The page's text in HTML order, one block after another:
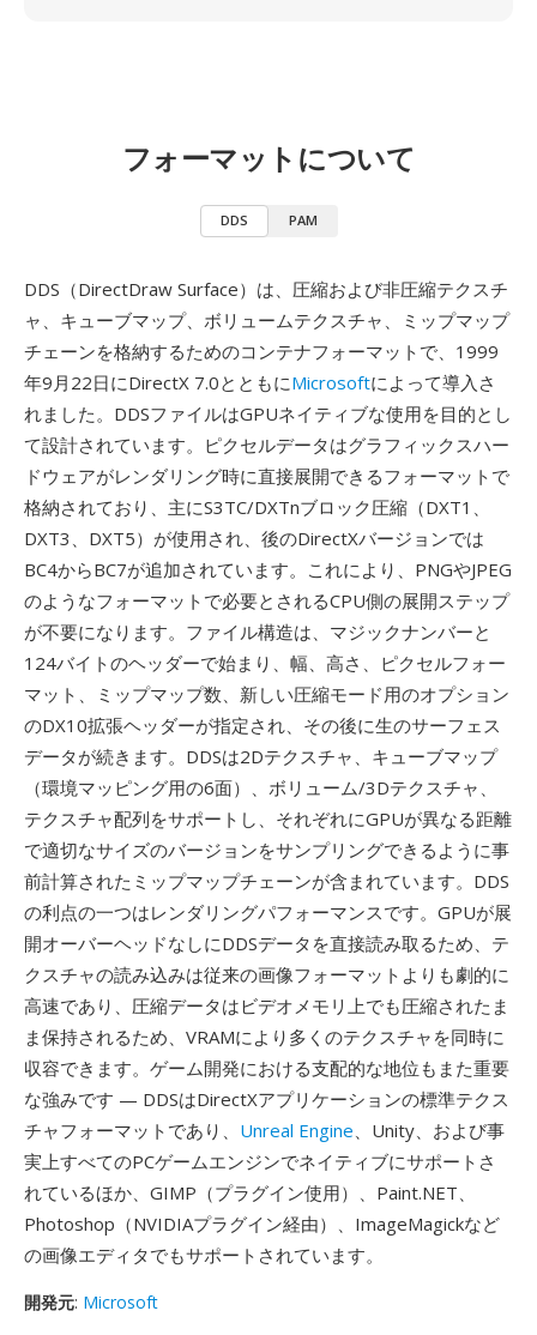
フォーマットについて
DDS PAM
DDS（DirectDraw Surface）は、圧縮および非圧縮テクスチ
ャ、キューブマップ、ボリュームテクスチャ、ミップマップ
チェーンを格納するためのコンテナフォーマットで、1999
年9月22日にDirectX 7.0とともにMicrosoftによって導入さ
れました。DDSファイルはGPUネイティブな使用を目的とし
て設計されています。ピクセルデータはグラフィックスハー
ドウェアがレンダリング時に直接展開できるフォーマットで
格納されており、主にS3TC/DXTnブロック圧縮（DXT1、
DXT3、DXT5）が使用され、後のDirectXバージョンでは
BC4からBC7が追加されています。これにより、PNGやJPEG
のようなフォーマットで必要とされるCPU側の展開ステップ
が不要になります。ファイル構造は、マジックナンバーと
124バイトのヘッダーで始まり、幅、高さ、ピクセルフォー
マット、ミップマップ数、新しい圧縮モード用のオプション
のDX10拡張ヘッダーが指定され、その後に生のサーフェス
データが続きます。DDSは2Dテクスチャ、キューブマップ
（環境マッピング用の6面）、ボリューム/3Dテクスチャ、
テクスチャ配列をサポートし、それぞれにGPUが異なる距離
で適切なサイズのバージョンをサンプリングできるように事
前計算されたミップマップチェーンが含まれています。DDS
の利点の一つはレンダリングパフォーマンスです。GPUが展
開オーバーヘッドなしにDDSデータを直接読み取るため、テ
クスチャの読み込みは従来の画像フォーマットよりも劇的に
高速であり、圧縮データはビデオメモリ上でも圧縮されたま
ま保持されるため、VRAMにより多くのテクスチャを同時に
収容できます。ゲーム開発における支配的な地位もまた重要
な強みです — DDSはDirectXアプリケーションの標準テクス
チャフォーマットであり、 Unreal Engine、Unity、および事
実上すべてのPCゲームエンジンでネイティブにサポートさ
れているほか、GIMP（プラグイン使用）、Paint.NET、
Photoshop（NVIDIAプラグイン経由）、ImageMagickなど
の画像エディタでもサポートされています。
開発元: Microsoft